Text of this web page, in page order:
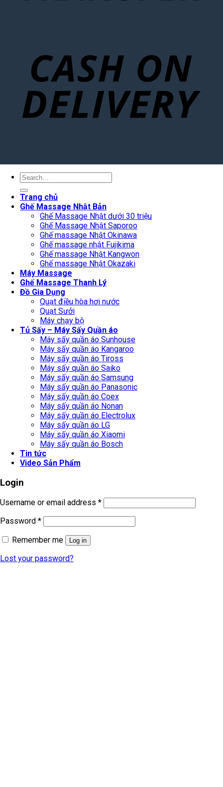
Search
Trang chủ
Ghế Massage Nhật Bản
Ghế Massage Nhật dưới 30 triệu
Ghế Massage Nhật Saporoo
Ghế massage Nhật Okinawa
Ghế massage nhật Fujikima
Ghế massage Nhật Kangwon
Ghế massage Nhật Okazaki
Máy Massage
Ghế Massage Thanh Lý
Đồ Gia Dụng
Quạt điều hòa hơi nước
Quạt Sưởi
Máy chạy bộ
Tủ Sấy – Máy Sấy Quần áo
Máy sấy quần áo Sunhouse
Máy sấy quần áo Kangaroo
Máy sấy quần áo Tiross
Máy sấy quần áo Saiko
Máy sấy quần áo Samsung
Máy sấy quần áo Panasonic
Máy sấy quần áo Coex
Máy sấy quần áo Nonan
Máy sấy quần áo Electrolux
Máy sấy quần áo LG
Máy sấy quần áo Xiaomi
Máy sấy quần áo Bosch
Tin tức
Video Sản Phẩm
Login
Username or email address *
Password *
Remember me
Log in
Lost your password?